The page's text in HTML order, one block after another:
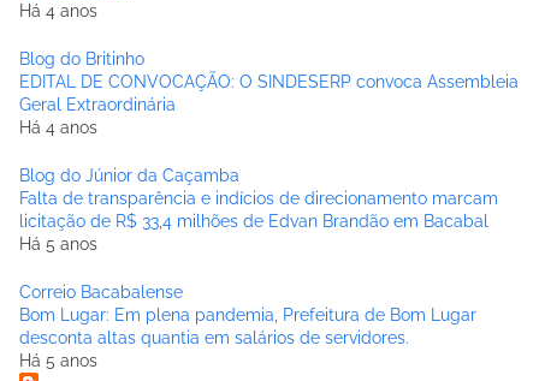
Há 4 anos
Blog do Britinho
EDITAL DE CONVOCAÇÃO: O SINDESERP convoca Assembleia
Geral Extraordinária
Há 4 anos
Blog do Júnior da Caçamba
Falta de transparência e indícios de direcionamento marcam
licitação de R$ 33,4 milhões de Edvan Brandão em Bacabal
Há 5 anos
Correio Bacabalense
Bom Lugar: Em plena pandemia, Prefeitura de Bom Lugar
desconta altas quantia em salários de servidores.
Há 5 anos